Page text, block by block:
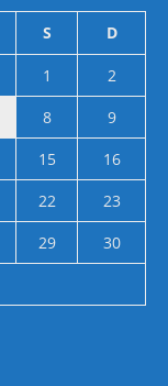
S D
1
2
8
9
15
16
22
23
29
30